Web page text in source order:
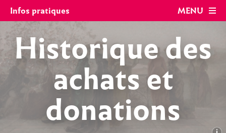
Panneau de gestion des cookies
Infos pratiques MENU
Historique des
achats et
donations